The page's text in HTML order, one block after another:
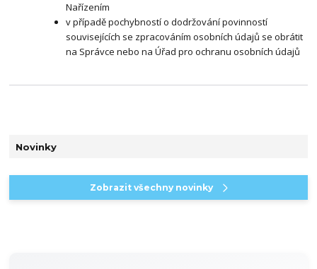
Novinky
Zobrazit všechny novinky
Nařízením
v případě pochybností o dodržování povinností
souvisejících se zpracováním osobních údajů se obrátit
na Správce nebo na Úřad pro ochranu osobních údajů